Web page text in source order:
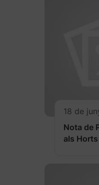
18 de
Nota de
als Horts